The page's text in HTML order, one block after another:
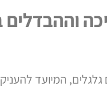
וההבדלים
גלגלים, המיועד